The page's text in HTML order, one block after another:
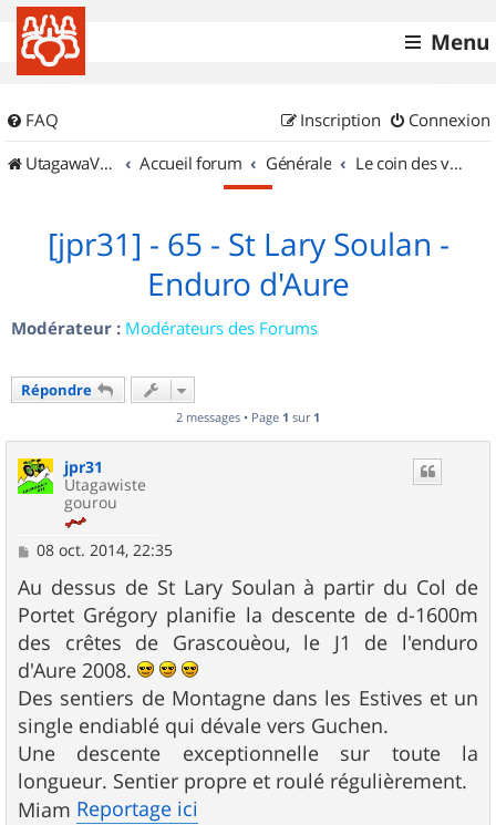
Menu
FAQ Connexion
Inscription
UtagawaVTT (Randos VTT et VTTAE avec traces GPS)
Accueil forum Générale Le coin des vidéastes
[jpr31] - 65 - St Lary Soulan -
Enduro d'Aure
Modérateur : Modérateurs des Forums
Répondre
2 messages • Page 1 sur 1
jpr31
Utagawiste
gourou
M
s
s
a
g
e
08 oct. 2014, 22:35
Au dessus de St Lary Soulan à partir du Col de
Portet Grégory planifie la descente de d-1600m
des crêtes de Grascouèou, le J1 de l'enduro
d'Aure 2008.
Des sentiers de Montagne dans les Estives et un
single endiablé qui dévale vers Guchen.
Une descente exceptionnelle sur toute la
longueur. Sentier propre et roulé régulièrement.
Miam Reportage ici